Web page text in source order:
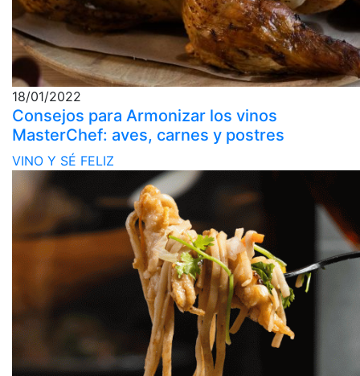
18/01/2022
Consejos para Armonizar los vinos
MasterChef: aves, carnes y postres
VINO Y SÉ FELIZ